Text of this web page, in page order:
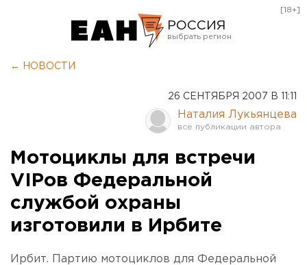
РОССИЯ
Оренбург
[18+]
← НОВОСТИ
26 СЕНТЯБРЯ 2007 В 11:11
Наталия Лукьянцева
Мотоциклы для встречи
VIPов Федеральной
службой охраны
изготовили в Ирбите
Ирбит. Партию мотоциклов для Федеральной